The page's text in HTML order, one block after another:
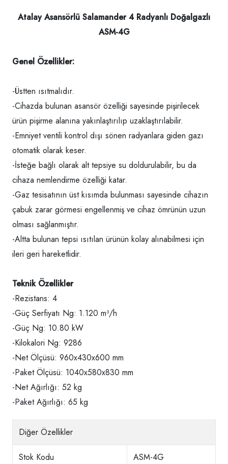
Atalay Asansörlü Salamander 4 Radyanlı Doğalgazlı
ASM-4G
Genel Özellikler:
-Üstten ısıtmalıdır.
-Cihazda bulunan asansör özelliği sayesinde pişirilecek
ürün pişirme alanına yakınlaştırılıp uzaklaştırılabilir.
-Emniyet ventili kontrol dışı sönen radyanlara giden gazı
otomatik olarak keser.
-İsteğe bağlı olarak alt tepsiye su doldurulabilir, bu da
cihaza nemlendirme özelliği katar.
-Gaz tesisatının üst kısımda bulunması sayesinde cihazın
çabuk zarar görmesi engellenmiş ve cihaz ömrünün uzun
olması sağlanmıştır.
-Altta bulunan tepsi ısıtılan ürünün kolay alınabilmesi için
ileri geri hareketlidir.
Teknik Özellikler
-Rezistans: 4
-Güç Serfiyatı Ng: 1.120 m³/h
-Güç Ng: 10.80 kW
-Kilokalori Ng: 9286
-Net Ölçüsü: 960x430x600 mm
-Paket Ölçüsü: 1040x580x830 mm
-Net Ağırlığı: 52 kg
-Paket Ağırlığı: 65 kg
Diğer Özellikler
Stok Kodu ASM-4G